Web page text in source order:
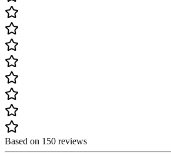
Based on 150 reviews